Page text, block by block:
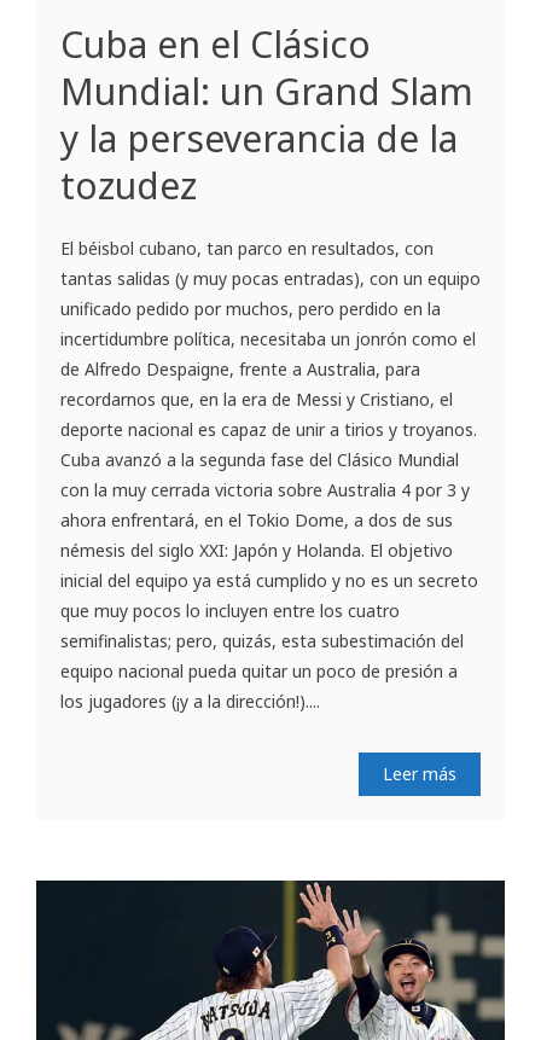
Cuba en el Clásico
Mundial: un Grand Slam
y la perseverancia de la
tozudez
El béisbol cubano, tan parco en resultados, con
tantas salidas (y muy pocas entradas), con un equipo
unificado pedido por muchos, pero perdido en la
incertidumbre política, necesitaba un jonrón como el
de Alfredo Despaigne, frente a Australia, para
recordarnos que, en la era de Messi y Cristiano, el
deporte nacional es capaz de unir a tirios y troyanos.
Cuba avanzó a la segunda fase del Clásico Mundial
con la muy cerrada victoria sobre Australia 4 por 3 y
ahora enfrentará, en el Tokio Dome, a dos de sus
némesis del siglo XXI: Japón y Holanda. El objetivo
inicial del equipo ya está cumplido y no es un secreto
que muy pocos lo incluyen entre los cuatro
semifinalistas; pero, quizás, esta subestimación del
equipo nacional pueda quitar un poco de presión a
los jugadores (¡y a la dirección!)....
Leer más